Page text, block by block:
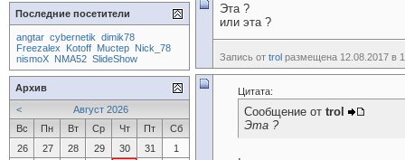
Эта ?
или эта ?
Запись от trol размещена 12.08.2017 в
Цитата:
Сообщение от trol
Эта ?
Последние посетители
angtar cybernetik dimik78
Freezalex
Kotoff Muctep Nick_78
nismoX NMA52 SlideShow
Архив
<
Август 2026
Вс
Пн Вт Ср Чт Пт
Сб
26
27 28 29 30 31
1